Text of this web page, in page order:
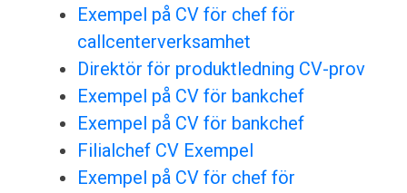
Exempel på CV för chef för
callcenterverksamhet
Direktör för produktledning CV-prov
Exempel på CV för bankchef
Exempel på CV för bankchef
Filialchef CV Exempel
Exempel på CV för chef för